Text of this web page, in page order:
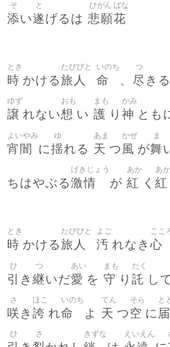
添
そ
い遂
と
げるは 悲願
ひがん
花
ばな
時
とき
かける旅人
たびびと
命
いのち
、 尽
つ
き
譲
ゆず
れない想
おも
い 護
まも
り 神
かみ
とも
宵闇
よいやみ
に揺
ゆ
れる 天
あま
つ 風
かぜ
が舞
ま
ちはやぶる激情
げきじょう
が 紅
あか
く 紅
あか
時
とき
かける旅人
たびびと
汚
よご
れなき 心
ここ
引
ひ
き 継
つ
いだ愛
あい
を 守
まも
り 託
たく
し
咲
さ
き 誇
ほこ
れ命
いのち
よ 天
てん
つ空
そら
に 届
と
ひ さ きずな えいえん